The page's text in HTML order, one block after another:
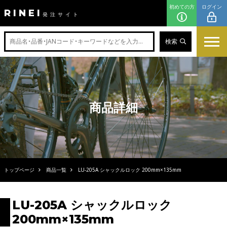
RINEI 発注サイト
初めての方 ログイン
検索
商品詳細
トップページ 商品一覧 LU-205A シャックルロック 200mm×135mm
LU-205A シャックルロック
200mm×135mm